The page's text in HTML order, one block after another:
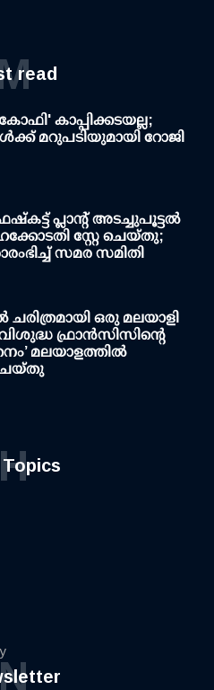
read
കാപ്പിക്കടയല്ല;
മറുപടിയുമായി റോജി
പ്ലാന്റ് അടച്ചുപൂട്ടൽ
സ്റ്റേ ചെയ്തു;
സമര സമിതി
ഒരു മലയാളി
ഫ്രാൻസിസിന്റെ
മലയാളത്തിൽ
H